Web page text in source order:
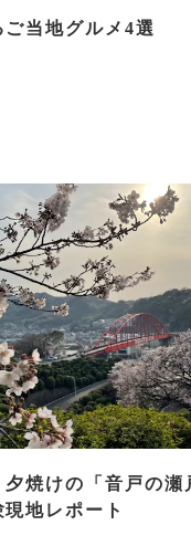
当地グルメ4選
夕焼けの「音戸の瀬
地レポート